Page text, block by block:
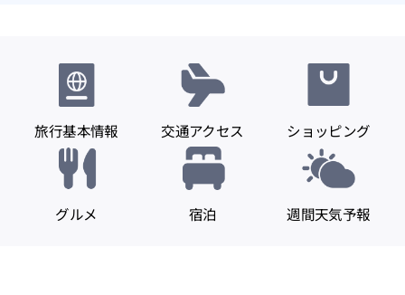
旅行基本情報 交通アクセス ショッピング
グルメ 宿泊 週間天気予報